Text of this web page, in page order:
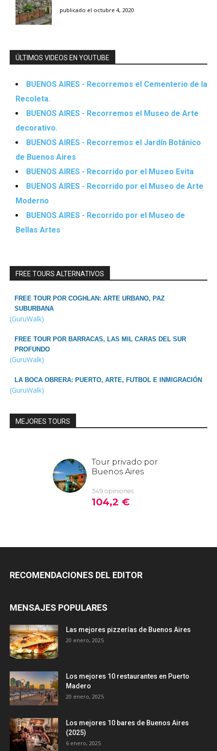
publicado el octubre 4, 2020
ÚLTIMOS VIDEOS EN YOUTUBE
BUENOS AIRES - Recorremos el Cementerio de la
Recoleta.
BUENOS AIRES - Recorremos el Museo de Arte
decorativo.
BUENOS AIRES - Recorremos el Jardín Botánico
de Buenos Aires
BUENOS AIRES - Recorrido por el Museo Evita
BUENOS AIRES - Recorrido por el Museo de Arte
Moderno
BUENOS AIRES - Recorrido por el Museo de
Bellas Artes
FREE TOURS ALTERNATIVOS
FREE TOUR POR COGHLAN: ARTE URBANO, PAZ
SUBURBANA
(GuruWalk)
FREE TOUR POR BARRACAS, LAS MIL CARAS DEL SUR
PROFUNDO
(GuruWalk)
LA BOCA OBRERA: PUERTO, ARTE, FUTBOL E INMIGRACIÓN
(GuruWalk)
MEJORES TOURS
RECOMENDACIONES DEL EDITOR
MENSAJES POPULARES
Las mejores pizzerías de Buenos Aires
20 enero, 2025
Los mejores 10 restaurantes en Puerto
Madero
20 enero, 2025
Los mejores 10 bares de Buenos Aires
(2025)
6 enero, 2025